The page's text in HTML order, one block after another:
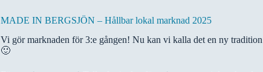
MADE IN BERGSJÖN – Hållbar lokal marknad 2025
Vi gör marknaden för 3:e gången! Nu kan vi kalla det en ny tradition
🙂